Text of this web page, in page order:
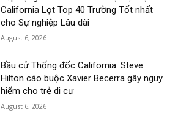
California Lọt Top 40 Trường Tốt nhất
cho Sự nghiệp Lâu dài
August 6, 2026
Bầu cử Thống đốc California: Steve
Hilton cáo buộc Xavier Becerra gây nguy
hiểm cho trẻ di cư
August 6, 2026